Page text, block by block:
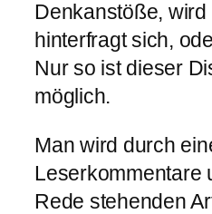
Denkanstöße,
hinterfragt sich,
Nur so ist dieser
möglich.
Man wird durch
Leserkommentare
Rede stehenden